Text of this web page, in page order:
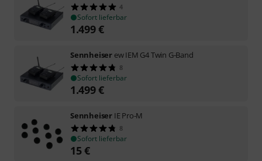
4
Sofort lieferbar
1.499€
Sennheiser ew IEM G4 Twin G-Band
8
Sofort lieferbar
1.499€
Sennheiser IE Pro-M
8
Sofort lieferbar
15€